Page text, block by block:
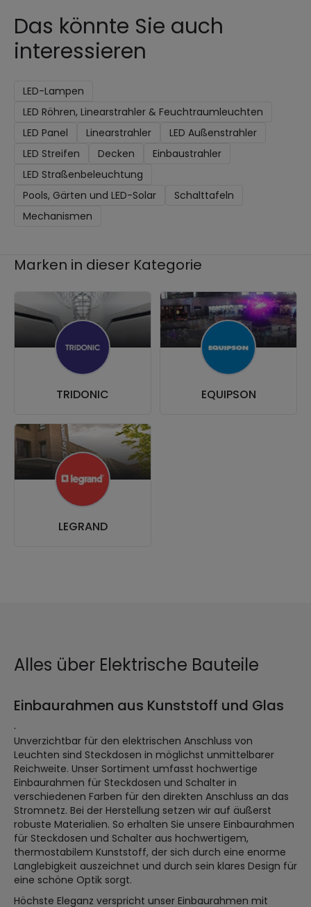
Das könnte Sie auch
interessieren
LED-Lampen
LED Röhren, Linearstrahler & Feuchtraumleuchten
LED Panel
Linearstrahler
LED Außenstrahler
LED Streifen
Decken
Einbaustrahler
LED Straßenbeleuchtung
Pools, Gärten und LED-Solar
Schalttafeln
Mechanismen
Marken in dieser Kategorie
TRIDONIC EQUIPSON
LEGRAND
Alles über Elektrische Bauteile
Einbaurahmen aus Kunststoff und Glas
.
Unverzichtbar für den elektrischen Anschluss von
Leuchten sind Steckdosen in möglichst unmittelbarer
Reichweite. Unser Sortiment umfasst hochwertige
Einbaurahmen für Steckdosen und Schalter in
verschiedenen Farben für den direkten Anschluss an das
Stromnetz. Bei der Herstellung setzen wir auf äußerst
robuste Materialien. So erhalten Sie unsere Einbaurahmen
für Steckdosen und Schalter aus hochwertigem,
thermostabilem Kunststoff, der sich durch eine enorme
Langlebigkeit auszeichnet und durch sein klares Design für
eine schöne Optik sorgt.
Höchste Eleganz verspricht unser Einbaurahmen mit